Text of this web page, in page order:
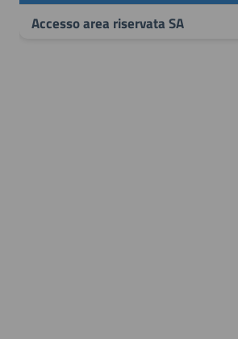
Accesso area riservata SA